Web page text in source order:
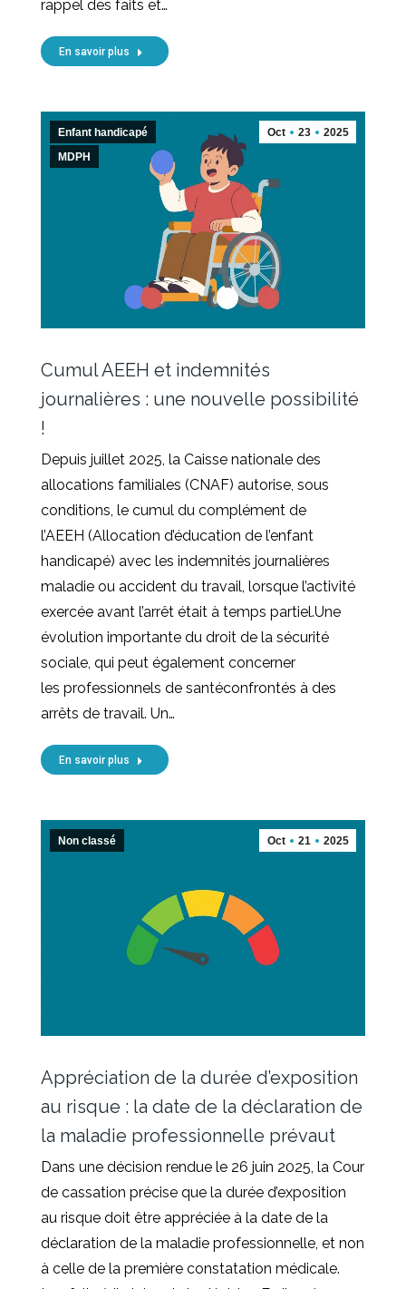
rappel des faits et…
En savoir plus
Oct 23 2025
Enfant handicapé
MDPH
Cumul AEEH et indemnités
journalières : une nouvelle possibilité
!
Depuis juillet 2025, la Caisse nationale des
allocations familiales (CNAF) autorise, sous
conditions, le cumul du complément de
l’AEEH (Allocation d’éducation de l’enfant
handicapé) avec les indemnités journalières
maladie ou accident du travail, lorsque l’activité
exercée avant l’arrêt était à temps partiel.Une
évolution importante du droit de la sécurité
sociale, qui peut également concerner
les professionnels de santéconfrontés à des
arrêts de travail. Un…
En savoir plus
Oct 21 2025
Non classé
Appréciation de la durée d’exposition
au risque : la date de la déclaration de
la maladie professionnelle prévaut
Dans une décision rendue le 26 juin 2025, la Cour
de cassation précise que la durée d’exposition
au risque doit être appréciée à la date de la
déclaration de la maladie professionnelle, et non
à celle de la première constatation médicale.